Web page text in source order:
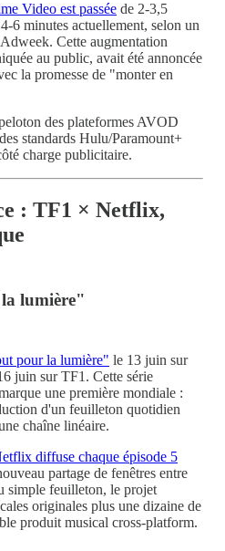
Video est passée de 2-3,5
6 minutes actuellement, selon un
Cette augmentation
au public, avait été annoncée
la promesse de "monter en
des plateformes AVOD
standards Hulu/Paramount+
charge publicitaire.
: TF1 × Netflix,
lumière"
pour la lumière" le 13 juin sur
juin sur TF1. Cette série
une première mondiale :
d'un feuilleton quotidien
chaîne linéaire.
diffuse chaque épisode 5
partage de fenêtres entre
simple feuilleton, le projet
originales plus une dizaine de
produit musical cross-platform.